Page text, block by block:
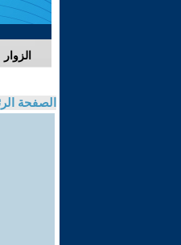
الزوار
الصفحة